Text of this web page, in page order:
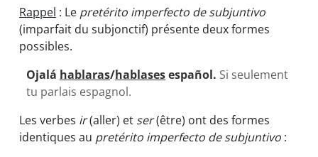
Rappel : Le pretérito imperfecto de subjuntivo
(imparfait du subjonctif) présente deux formes
possibles.
Ojalá hablaras/hablasesespañol. Si seulement
tu parlais espagnol.
Les verbes ir(aller) et ser(être) ont des formes
identiques au pretérito imperfecto de subjuntivo :